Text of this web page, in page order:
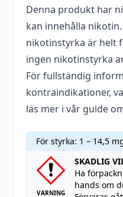
Denna produkt har
kan innehålla
nikotinstyrka är helt
ingen nikotinstyrka
För fullständig
kontraindikationer,
läs mer i vår guide
För styrka: 1 – 14,5
VARNING
SKADLIG
Ha
hands om